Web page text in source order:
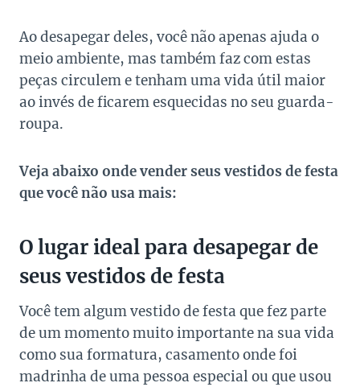
Ao desapegar deles, você não apenas ajuda o
meio ambiente, mas também faz com estas
peças circulem e tenham uma vida útil maior
ao invés de ficarem esquecidas no seu guarda-
roupa.
Veja abaixo onde vender seus vestidos de festa
que você não usa mais:
O lugar ideal para desapegar de
seus vestidos de festa
Você tem algum vestido de festa que fez parte
de um momento muito importante na sua vida
como sua formatura, casamento onde foi
madrinha de uma pessoa especial ou que usou